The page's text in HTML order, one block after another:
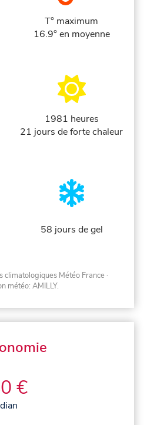
T° maximum
16.9° en moyenne
1981 heures
21 jours de forte chaleur
58 jours de gel
climatologiques Météo France ·
météo: AMILLY.
€